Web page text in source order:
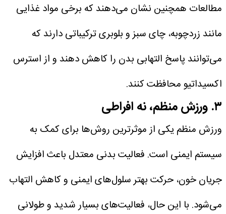
مطالعات همچنین نشان می‌دهند که برخی مواد غذایی
مانند زردچوبه، چای سبز و بلوبری ترکیباتی دارند که
می‌توانند پاسخ التهابی بدن را کاهش دهند و از استرس
اکسیداتیو محافظت کنند.
۳. ورزش منظم، نه افراطی
ورزش منظم یکی از موثرترین روش‌ها برای کمک به
سیستم ایمنی است. فعالیت بدنی معتدل باعث افزایش
جریان خون، حرکت بهتر سلول‌های ایمنی و کاهش التهاب
می‌شود. با این حال، فعالیت‌های بسیار شدید و طولانی